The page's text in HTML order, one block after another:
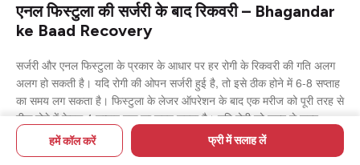
हमें कॉल करें फ्री में सलाह लें
एनल फिस्टुला की सर्जरी के बाद रिकवरी – Bhagandar
ke Baad Recovery
सर्जरी और एनल फिस्टुला के प्रकार के आधार पर हर रोगी के रिकवरी की गति अलग
अलग हो सकती है। यदि रोगी की ओपन सर्जरी हुई है, तो इसे ठीक होने में 6-8 सप्ताह
का समय लग सकता है। फिस्टुला के लेजर ऑपरेशन के बाद एक मरीज को पूरी तरह से
ठीक होने में केवल 4 सप्ताह तक का समय लगता है। यदि रोगी को जल्द से जल्द
स्वस्थ होना है, तो वह निम्नलिखित दिशा-निर्देश का पालन कर सकता है –